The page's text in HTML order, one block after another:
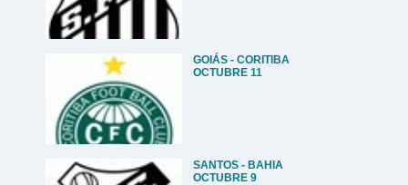
GOIÁS - CORITIBA
OCTUBRE 11
SANTOS - BAHIA
OCTUBRE 9